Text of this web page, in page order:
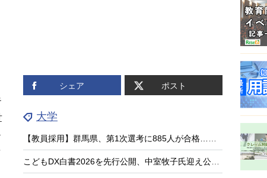
シェア ポスト
大学
【教員採用】群馬県、第1次選考に885人が合格…大3生273人通過
こどもDX白書2026を先行公開、中室牧子氏迎え公開イベント9/17